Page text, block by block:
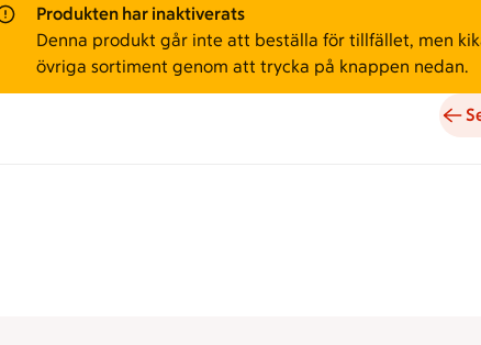
Produkten har inaktiverats
Denna produkt går inte att beställa för tillfället, men
övriga sortiment genom att trycka på knappen nedan.